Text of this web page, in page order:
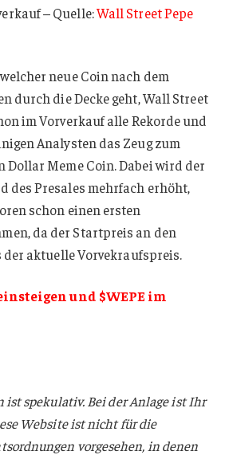
– Quelle:Wall Street Pepe
neue Coin nach dem
durch die Decke geht, Wall Street
im Vorverkauf alle Rekorde und
Analysten das Zeug zum
Meme Coin. Dabei wird der
des Presales mehrfach erhöht,
schon einen ersten
da der Startpreis an den
aktuelle Vorvekraufspreis.
und $WEPE im
spekulativ. Bei der Anlage ist Ihr
Website ist nicht für die
vorgesehen, in denen